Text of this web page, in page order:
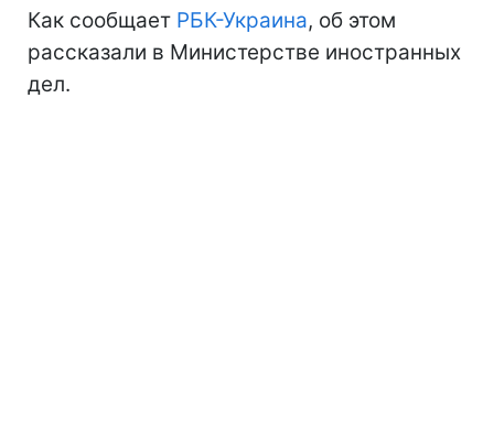
Как сообщает РБК-Украина, об этом
рассказали в Министерстве иностранных
дел.